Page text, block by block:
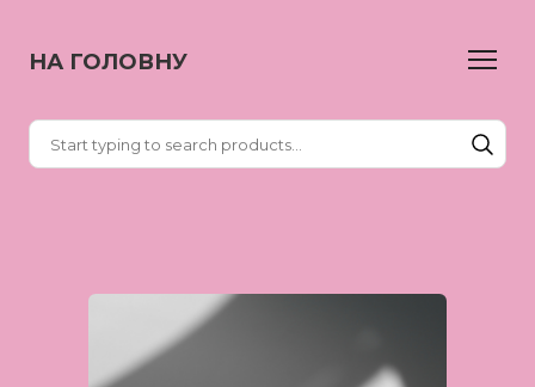
НА ГОЛОВНУ